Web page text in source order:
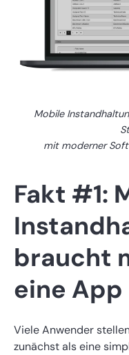
Mobile
mit moderner
Fakt #1:
braucht
eine App
Viele Anwender
zunächst als eine